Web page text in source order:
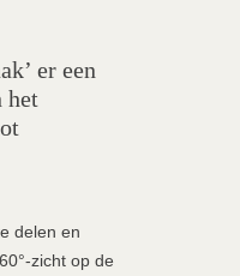
er een
het
delen en
zicht op de